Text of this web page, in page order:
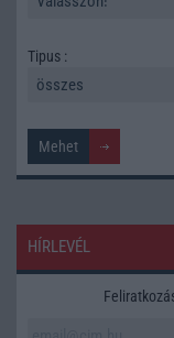
Tipus :
HÍRLEVÉL